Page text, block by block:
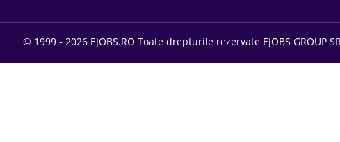
© 1999 - 2026 EJOBS.RO Toate drepturile rezervate EJOBS GROUP